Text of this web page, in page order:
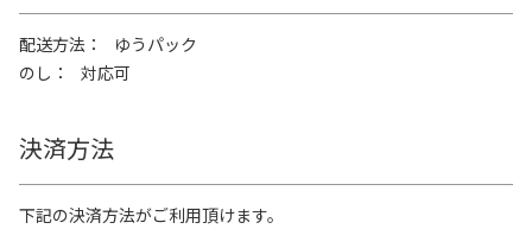
配送方法
ゆうパック
のし
対応可
決済方法
下記の決済方法がご利用頂けます。